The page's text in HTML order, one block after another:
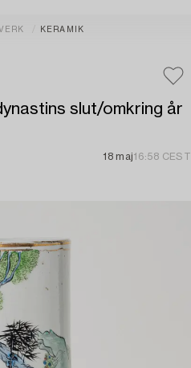
KERAMIK
slut/omkring år
18 maj16:58 CEST